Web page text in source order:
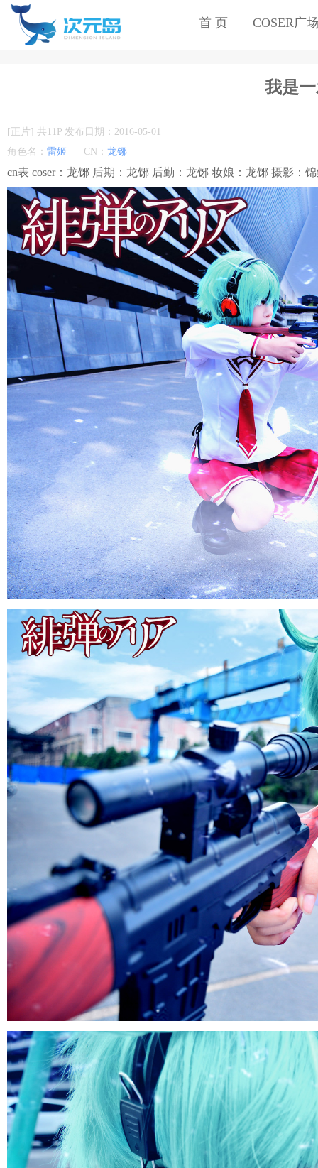
首 页 COSER广
我是
[正片] 共11P 发布日期：2016-05-01
角色名： 雷姬 CN： 龙铘
cn表 coser：龙铘 后期：龙铘 后勤：龙铘 妆娘：龙铘 摄影：